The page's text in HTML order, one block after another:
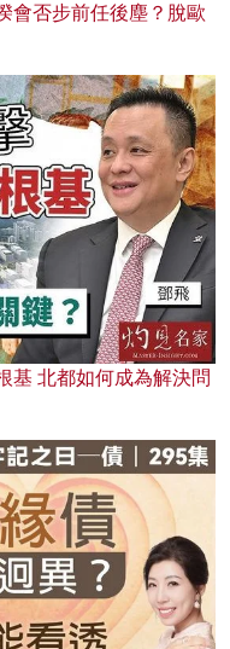
會否步前任後塵？脫歐
基 北都如何成為解決問